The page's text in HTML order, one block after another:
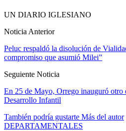
UN DIARIO IGLESIANO
Noticia Anterior
Peluc respaldó la disolución de
compromiso que asumió Milei”
Seguiente Noticia
En 25 de Mayo, Orrego inauguró otro
Desarrollo Infantil
También podría gustarte Más del autor
DEPARTAMENTALES